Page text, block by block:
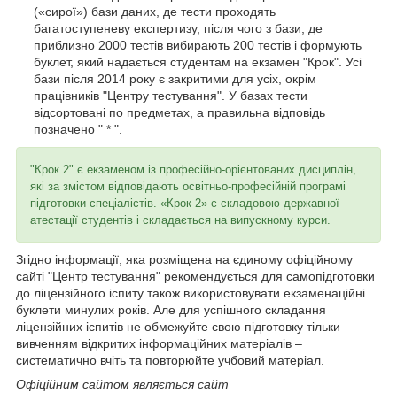
(«сирої») бази даних, де тести проходять
багатоступеневу експертизу, після чого з бази, де
приблизно 2000 тестів вибирають 200 тестів і формують
буклет, який надається студентам на екзамен "Крок". Усі
бази після 2014 року є закритими для усіх, окрім
працівників "Центру тестування". У базах тести
відсортовані по предметах, а правильна відповідь
позначено " * ".
"Крок 2" є екзаменом із професійно-орієнтованих дисциплін,
які за змістом відповідають освітньо-професійній програмі
підготовки спеціалістів. «Крок 2» є складовою державної
атестації студентів і складається на випускному курси.
Згідно інформації, яка розміщена на єдиному офіційному
сайті "Центр тестування" рекомендується для самопідготовки
до ліцензійного іспиту також використовувати екзаменаційні
буклети минулих років. Але для успішного складання
ліцензійних іспитів не обмежуйте свою підготовку тільки
вивченням відкритих інформаційних матеріалів –
систематично вчіть та повторюйте учбовий матеріал.
Офіційним сайтом являється сайт